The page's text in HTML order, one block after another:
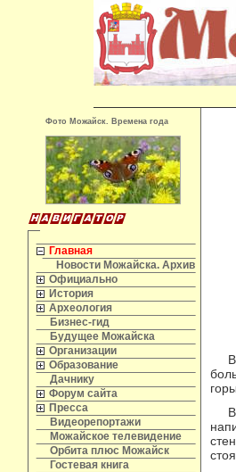
Фото Можайск. Времена года
Главная
Новости Можайска. Архив
Официально
История
Археология
Бизнес-гид
Будущее Можайска
Организации
Образование
Дачнику
Форум сайта
Пресса
Видеорепортажи
Можайское телевидение
Орбита плюс Можайск
Гостевая книга